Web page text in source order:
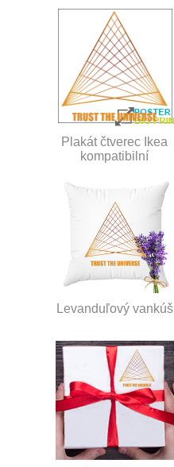
Plakát čtverec Ikea
kompatibilní
Levanduľový vankúš